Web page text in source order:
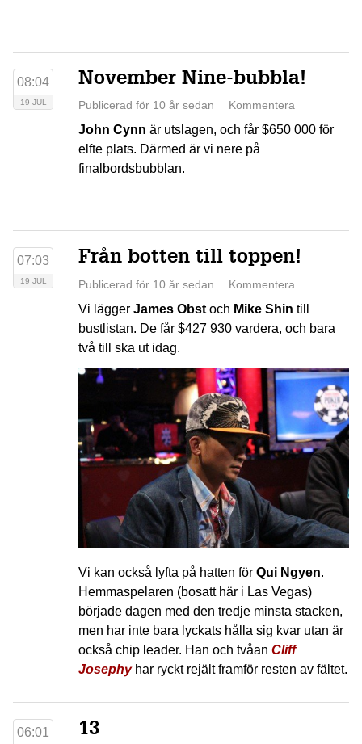
08:04
19 JUL
November Nine-bubbla!
Publicerad för 10 år sedan Kommentera
John Cynn är utslagen, och får $650 000 för
elfte plats. Därmed är vi nere på
finalbordsbubblan.
07:03
19 JUL
Från botten till toppen!
Publicerad för 10 år sedan Kommentera
Vi lägger James Obstoch Mike Shin till
bustlistan. De får $427 930 vardera, och bara
två till ska ut idag.
Vi kan också lyfta på hatten för Qui Ngyen.
Hemmaspelaren (bosatt här i Las Vegas)
började dagen med den tredje minsta stacken,
men har inte bara lyckats hålla sig kvar utan är
också chip leader. Han och tvåan Cliff
Josephyhar ryckt rejält framför resten av fältet.
06:01 13